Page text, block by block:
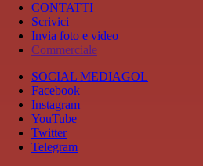
CONTATTI
Scrivici
Invia foto e video
Commerciale
SOCIAL MEDIAGOL
Facebook
Instagram
YouTube
Twitter
Telegram